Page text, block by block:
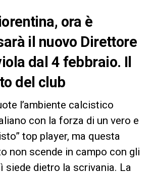
ora è
il nuovo Direttore
dal 4 febbraio. Il
del club
l’ambiente calcistico
con la forza di un vero e
top player, ma questa
non scende in campo con gli
siede dietro la scrivania. La